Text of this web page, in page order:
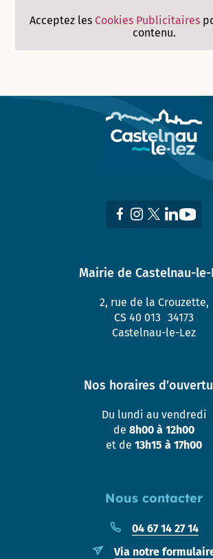
Acceptez les Cookies Publicitaires
contenu.
Nous contacter
04 67 14 27 14
Via notre
Mairie de Castelnau-le-
2, rue de la Crouzette,
CS 40 013 34173
Castelnau-le-Lez
Nos horaires
Du lundi au vendredi
de 8h00 à 12h00
et de 13h15 à 17h00